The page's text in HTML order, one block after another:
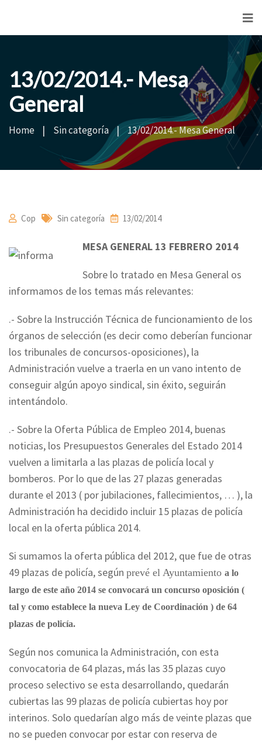
13/02/2014.- Mesa
General
Home Sin categoría 13/02/2014.- Mesa General
Cop Sin categoría 13/02/2014
MESA GENERAL 13 FEBRERO 2014
Sobre lo tratado en Mesa General os
informamos de los temas más relevantes:
.- Sobre la Instrucción Técnica de funcionamiento de los
órganos de selección (es decir como deberían funcionar
los tribunales de concursos-oposiciones), la
Administración vuelve a traerla en un vano intento de
conseguir algún apoyo sindical, sin éxito, seguirán
intentándolo.
.- Sobre la Oferta Pública de Empleo 2014, buenas
noticias, los Presupuestos Generales del Estado 2014
vuelven a limitarla a las plazas de policía local y
bomberos. Por lo que de las 27 plazas generadas
durante el 2013 ( por jubilaciones, fallecimientos, … ), la
Administración ha decidido incluir 15 plazas de policía
local en la oferta pública 2014.
Si sumamos la oferta pública del 2012, que fue de otras
49 plazas de policía,según prevé el Ayuntamiento a lo
largo de este año 2014 se convocará un concurso oposición (
tal y como establece la nueva Ley de Coordinación ) de 64
plazas de policía.
Según nos comunica la Administración, con esta
convocatoria de 64 plazas, más las 35 plazas cuyo
proceso selectivo se esta desarrollando, quedarán
cubiertas las 99 plazas de policía cubiertas hoy por
interinos. Solo quedarían algo más de veinte plazas que
no se pueden convocar por estar con reserva de